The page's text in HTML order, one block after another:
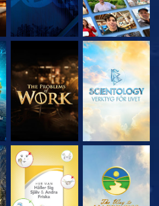
UTFORSKA
SERIEN
UTFORSKA
SERIEN
TITTA TITTA